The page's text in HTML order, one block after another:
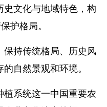
文化与地域特色，构
护格局。
持传统格局、历史风
自然景观和环境。
系统这一中国重要农